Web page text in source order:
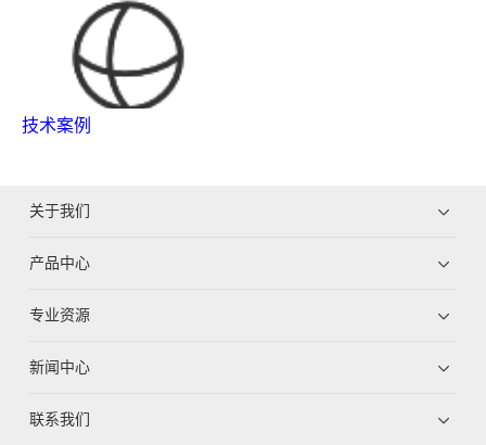
技术案例
关于我们
产品中心
专业资源
新闻中心
联系我们